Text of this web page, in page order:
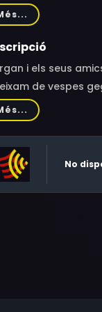
Chuck
i els seus
de vespes
déus», una
Així,
No